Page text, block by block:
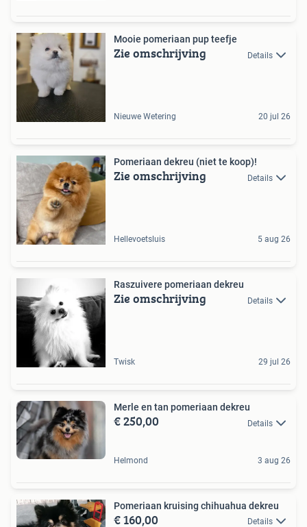
Mooie pomeriaan pup teefje
Zie omschrijving Details
Nieuwe Wetering 20 jul 26
Pomeriaan dekreu (niet te koop)!
Zie omschrijving Details
Hellevoetsluis 5 aug 26
Raszuivere pomeriaan dekreu
Zie omschrijving Details
Twisk 29 jul 26
Merle en tan pomeriaan dekreu
€ 250,00 Details
Helmond 3 aug 26
Pomeriaan kruising chihuahua dekreu
€ 160,00 Details